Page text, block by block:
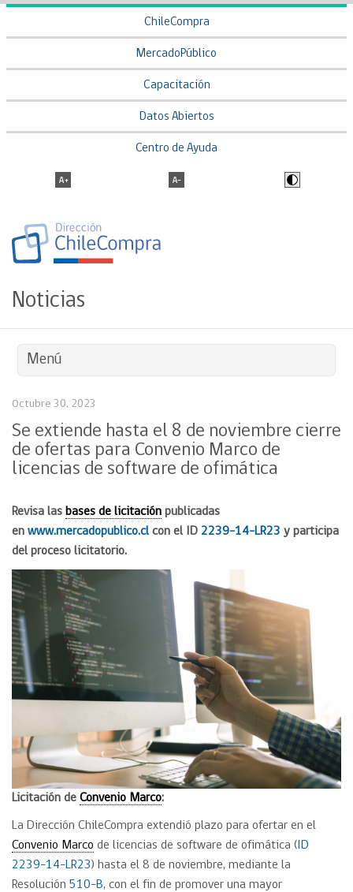
ChileCompra
MercadoPúblico
Capacitación
Datos Abiertos
Centro de Ayuda
Noticias
Menú
Octubre 30, 2023
Se extiende hasta el 8 de noviembre cierre
de ofertas para Convenio Marco de
licencias de software de ofimática
Revisa las bases de licitación publicadas
en www.mercadopublico.clcon el ID 2239-14-LR23 y participa
del proceso licitatorio.
Licitación de Convenio Marco:
La Dirección ChileCompra extendió plazo para ofertar en el
Convenio Marco de licencias de software de ofimática (ID
2239-14-LR23) hasta el 8 de noviembre, mediante la
Resolución 510-B, con el fin de promover una mayor